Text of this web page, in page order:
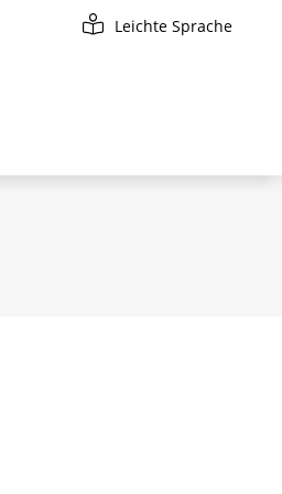
Leichte Sprache